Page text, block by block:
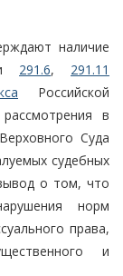
наличие
291.6, 291.11
Российской
в
Суда
судебных
о том, что
норм
права,
и